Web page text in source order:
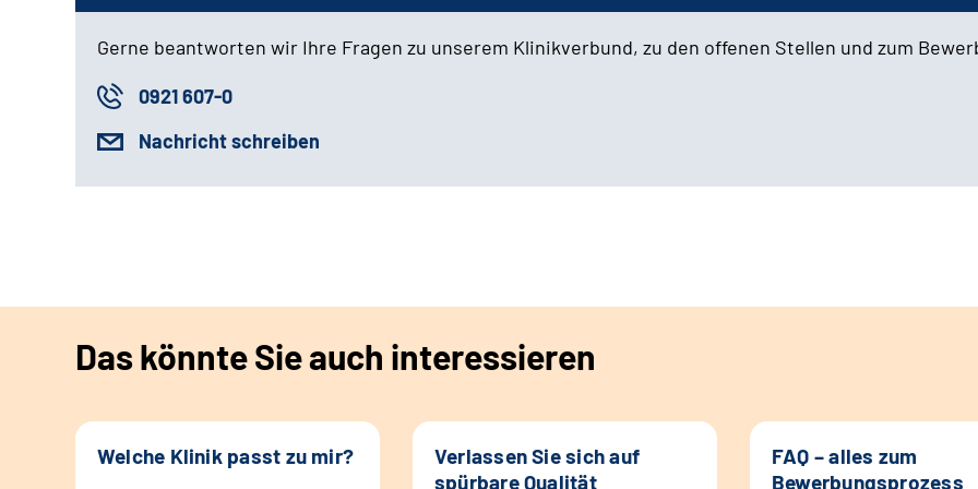
Gerne beantworten wir Ihre Fragen zu unserem Klinikverbund, zu den offenen Stellen und zum
0921 607-0
Nachricht schreiben
Das könnte Sie auch interessieren
Welche Klinik passt zu mir?
Verlassen Sie sich auf
spürbare Qualität
FAQ – alles zum
Bewerbungsprozess